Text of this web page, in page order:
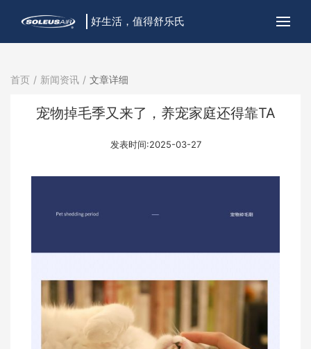
好生活，值得舒乐氏
首页 新闻资讯 文章详细
宠物掉毛季又来了，养宠家庭还得靠TA
发表时间:2025-03-27